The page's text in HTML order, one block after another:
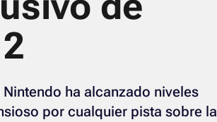
ha alcanzado niveles
por cualquier pista sobre la